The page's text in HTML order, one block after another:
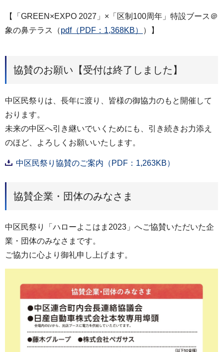
【「GREEN×EXPO 2027」×「区制100周年」特設ブース＠
象の鼻テラス（pdf（PDF：1,368KB） ）】
協賛のお願い【受付は終了しました】
中区民祭りは、長年に渡り、皆様の御協力のもと開催して
おります。
未来の中区へ引き継いでいくためにも、引き続きお力添え
のほど、よろしくお願いいたします。
中区民祭り協賛のご案内（PDF：1,263KB）
協賛企業・団体のみなさま
中区民祭り「ハローよこはま2023」へご協賛いただいた企
業・団体のみなさまです。
ご協力に心より御礼申し上げます。